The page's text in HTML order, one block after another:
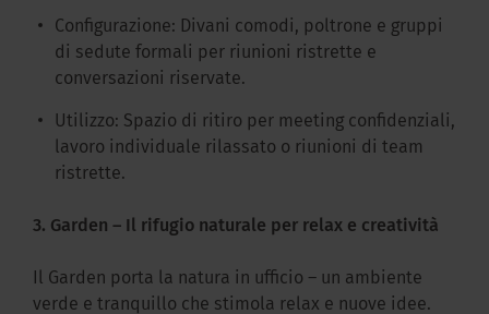
Configurazione: Divani comodi, poltrone e gruppi
di sedute formali per riunioni ristrette e
conversazioni riservate.
Utilizzo: Spazio di ritiro per meeting confidenziali,
lavoro individuale rilassato o riunioni di team
ristrette.
3. Garden – Il rifugio naturale per relax e creatività
Il Garden porta la natura in ufficio – un ambiente
verde e tranquillo che stimola relax e nuove idee.